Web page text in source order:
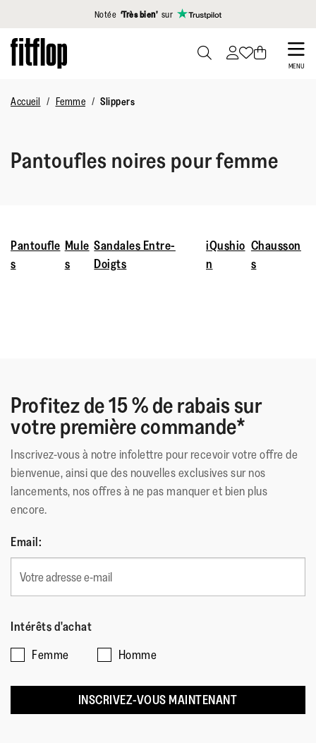
Cliquez pour consulter notre déclaration d'accessibilité
Notée ‘Très bien’ sur
Skip
to
content
MENU
Accueil Femme Slippers
Pantoufles noires pour femme
Pantoufle
s
Mule
s
Sandales Entre-
Doigts
iQushio
n
Chausson
s
Profitez de 15 % de rabais sur
votre première commande*
Inscrivez-vous à notre infolettre pour recevoir votre offre de
bienvenue, ainsi que des nouvelles exclusives sur nos
lancements, nos offres à ne pas manquer et bien plus
encore.
Email:
Intérêts d'achat
Femme
Homme
INSCRIVEZ-VOUS MAINTENANT